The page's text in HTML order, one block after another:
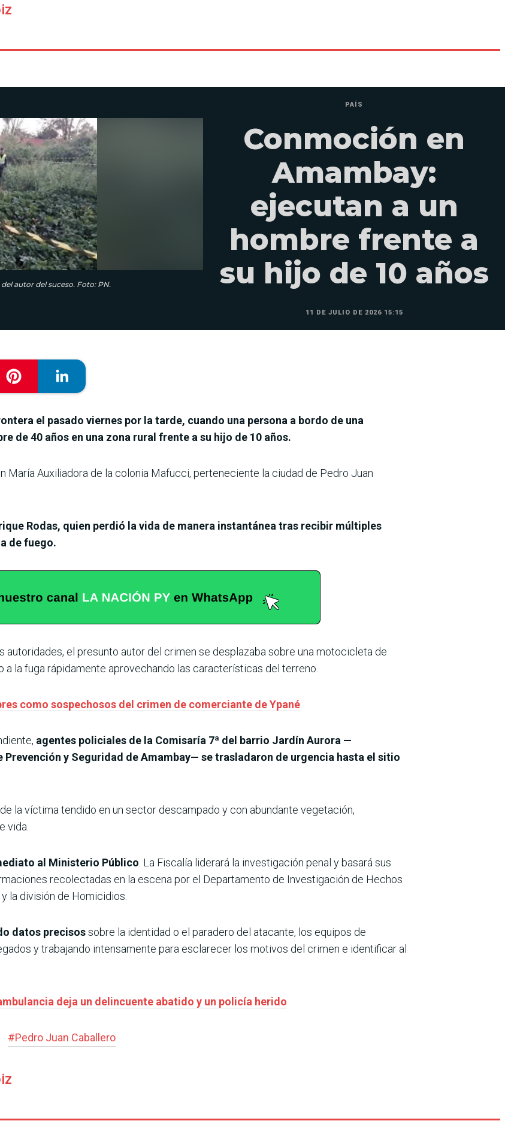
autor del suceso. Foto: PN.
PAÍS
Conmoción en
Amambay:
ejecutan a un
hombre frente a
su hijo de 10 años
11 DE JULIO DE 2026 15:15
el pasado viernes por la tarde, cuando una persona a bordo de una
de 40 años en una zona rural frente a su hijo de 10 años.
María Auxiliadora de la colonia Mafucci, perteneciente la ciudad de Pedro Juan
Rodas, quien perdió la vida de manera instantánea tras recibir múltiples
de fuego.
el presunto autor del crimen se desplazaba sobre una motocicleta de
a la fuga rápidamente aprovechando las características del terreno.
como sospechosos del crimen de comerciante de Ypané
agentes policiales de la Comisaría 7ª del barrio Jardín Aurora —
y Seguridad de Amambay— se trasladaron de urgencia hasta el sitio
la víctima tendido en un sector descampado y con abundante vegetación,
vida.
al Ministerio Público . La Fiscalía liderará la investigación penal y basará sus
recolectadas en la escena por el Departamento de Investigación de Hechos
la división de Homicidios.
datos precisossobre la identidad o el paradero del atacante, los equipos de
y trabajando intensamente para esclarecer los motivos del crimen e identificar al
deja un delincuente abatido y un policía herido
#Pedro Juan Caballero